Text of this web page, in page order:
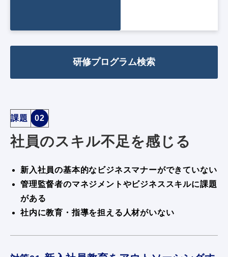
研修プログラム検索
課題 02
社員のスキル不足を感じる
新入社員の基本的なビジネスマナーができていない
管理監督者のマネジメントやビジネススキルに課題
がある
社内に教育・指導を担える人材がいない